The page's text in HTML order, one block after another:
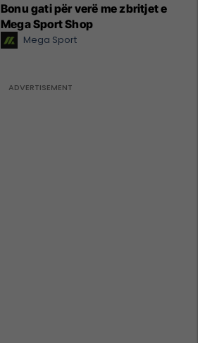
Bonu gati për verë me zbritjet e
Mega Sport Shop
Mega Sport